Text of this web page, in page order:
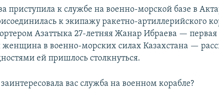
приступила к службе на военно-морской базе в
к экипажу ракетно-артиллерийского
Азаттыка 27-летняя Жанар Ибраева — первая
женщина в военно-морских силах Казахстана —
ей пришлось столкнуться.
вас служба на военном корабле?